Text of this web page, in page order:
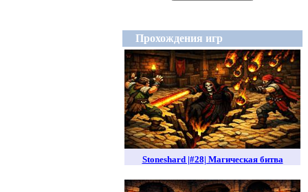
Прохождения игр
Stoneshard |#28| Магическая битва